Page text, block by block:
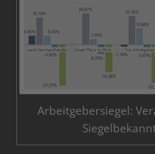
Arbeitgebersiegel: